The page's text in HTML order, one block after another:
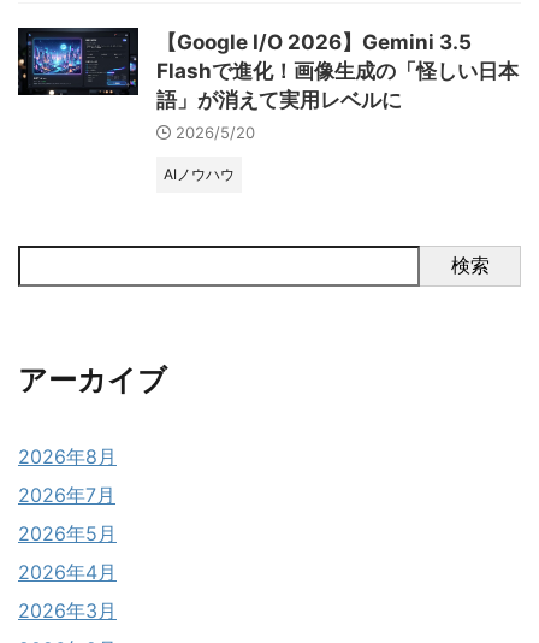
【Google I/O 2026】Gemini 3.5
Flashで進化！画像生成の「怪しい日本
語」が消えて実用レベルに
2026/5/20
AIノウハウ
検索
アーカイブ
2026年8月
2026年7月
2026年5月
2026年4月
2026年3月